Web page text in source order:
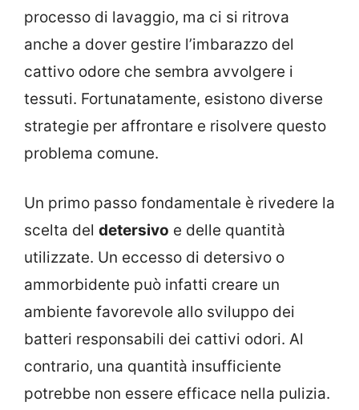
processo di lavaggio, ma ci si ritrova
anche a dover gestire l’imbarazzo del
cattivo odore che sembra avvolgere i
tessuti. Fortunatamente, esistono diverse
strategie per affrontare e risolvere questo
problema comune.
Un primo passo fondamentale è rivedere la
scelta del detersivo e delle quantità
utilizzate. Un eccesso di detersivo o
ammorbidente può infatti creare un
ambiente favorevole allo sviluppo dei
batteri responsabili dei cattivi odori. Al
contrario, una quantità insufficiente
potrebbe non essere efficace nella pulizia.